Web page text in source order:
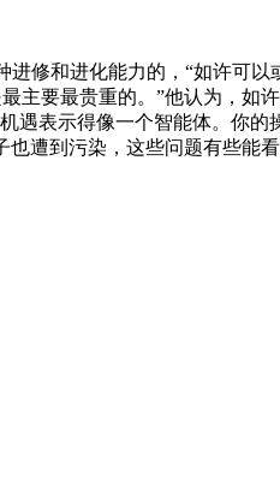
和进化能力的，“如许可以
主要最贵重的。”他认为，如
遇表示得像一个智能体。你
遭到污染，这些问题有些能